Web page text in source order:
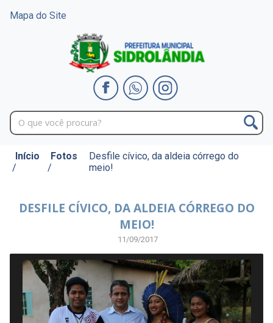
Mapa do Site
Início
/
Fotos
/
Desfile cívico, da aldeia córrego do
meio!
DESFILE CÍVICO, DA ALDEIA CÓRREGO DO
MEIO!
11/09/2017